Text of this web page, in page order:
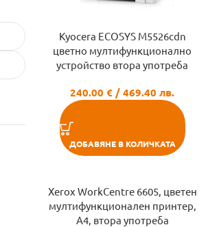
Kyocera ECOSYS M5526cdn
цветно мултифункционално
устройство втора употреба
240.00€ / 469.40 лв.
ДОБАВЯНЕ В КОЛИЧКАТА
Xerox WorkCentre 6605, цветен
мултифункционален принтер,
A4, втора употреба